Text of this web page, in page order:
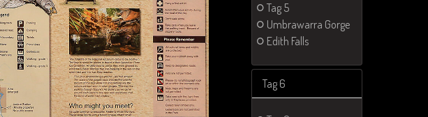
Tag 5
Umbrawarra Gorge
Edith Falls
Tag 6